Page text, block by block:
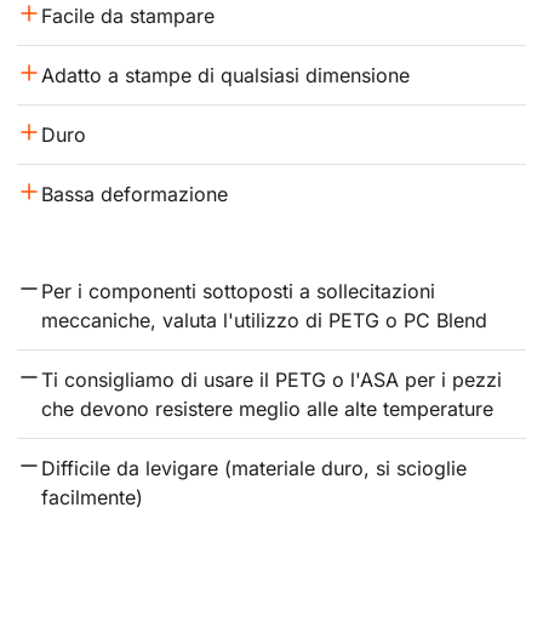
Facile da stampare
Adatto a stampe di qualsiasi dimensione
Duro
Bassa deformazione
Per i componenti sottoposti a sollecitazioni
meccaniche, valuta l'utilizzo di PETG o PC Blend
Ti consigliamo di usare il PETG o l'ASA per i pezzi
che devono resistere meglio alle alte temperature
Difficile da levigare (materiale duro, si scioglie
facilmente)